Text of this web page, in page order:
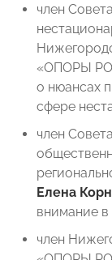
член
«ОПОРЫ
о нюансах
сфере
член
Елена
внимание в
член